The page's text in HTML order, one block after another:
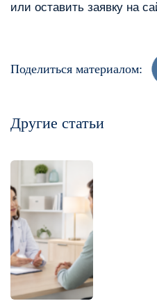
или оставить заявку на
Поделиться материалом:
Другие статьи